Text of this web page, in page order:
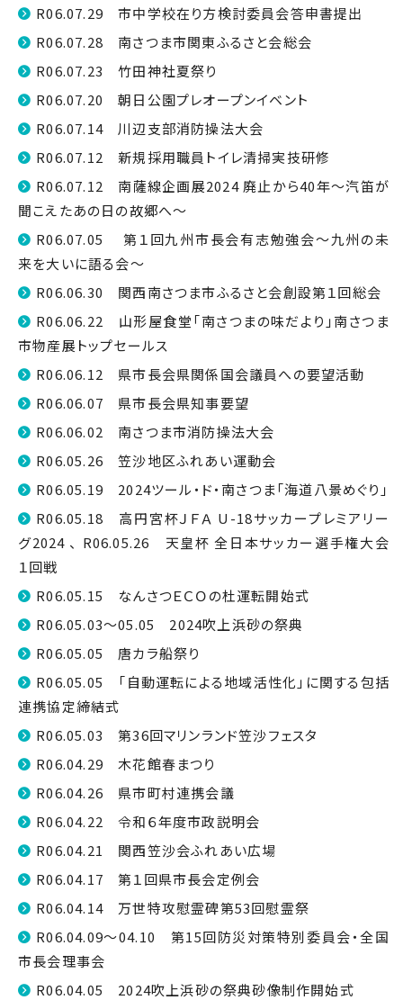
R06.07.29 市中学校在り方検討委員会答申書提出
R06.07.28 南さつま市関東ふるさと会総会
R06.07.23 竹田神社夏祭り
R06.07.20 朝日公園プレオープンイベント
R06.07.14 川辺支部消防操法大会
R06.07.12 新規採用職員トイレ清掃実技研修
R06.07.12 南薩線企画展2024 廃止から40年～汽笛が
聞こえたあの日の故郷へ～
R06.07.05 第１回九州市長会有志勉強会～九州の未
来を大いに語る会～
R06.06.30 関西南さつま市ふるさと会創設第１回総会
R06.06.22 山形屋食堂「南さつまの味だより」南さつま
市物産展トップセールス
R06.06.12 県市長会県関係国会議員への要望活動
R06.06.07 県市長会県知事要望
R06.06.02 南さつま市消防操法大会
R06.05.26 笠沙地区ふれあい運動会
R06.05.19 2024ツール・ド・南さつま「海道八景めぐり」
R06.05.18 高円宮杯ＪＦＡ U-18サッカープレミアリー
グ2024 、 R06.05.26 天皇杯 全日本サッカー選手権大会
１回戦
R06.05.15 なんさつＥＣＯの杜運転開始式
R06.05.03～05.05 2024吹上浜砂の祭典
R06.05.05 唐カラ船祭り
R06.05.05 「自動運転による地域活性化」に関する包括
連携協定締結式
R06.05.03 第36回マリンランド笠沙フェスタ
R06.04.29 木花館春まつり
R06.04.26 県市町村連携会議
R06.04.22 令和６年度市政説明会
R06.04.21 関西笠沙会ふれあい広場
R06.04.17 第１回県市長会定例会
R06.04.14 万世特攻慰霊碑第53回慰霊祭
R06.04.09～04.10 第15回防災対策特別委員会・全国
市長会理事会
R06.04.05 2024吹上浜砂の祭典砂像制作開始式